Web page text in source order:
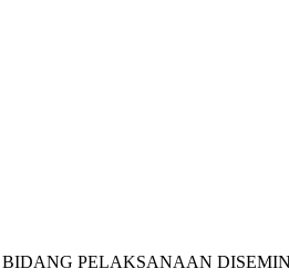
PELAKSANAAN